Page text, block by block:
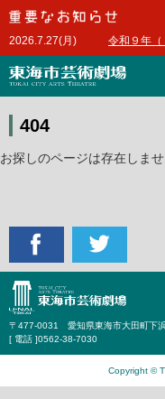
本
文
へ2026.7.27(月) 令和９年
404
お探しのページは存在しませ
〒477-0031 愛知県東海市大田町下
[ 電話 ]0562-38-7030
Copyright ©